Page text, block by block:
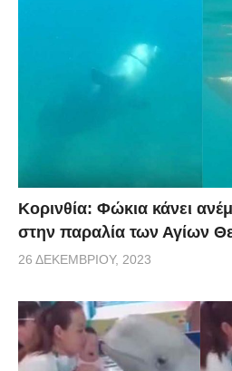
Κορινθία: Φώκια κάνει
στην παραλία των Αγίων
26 ΔΕΚΕΜΒΡΊΟΥ, 2023